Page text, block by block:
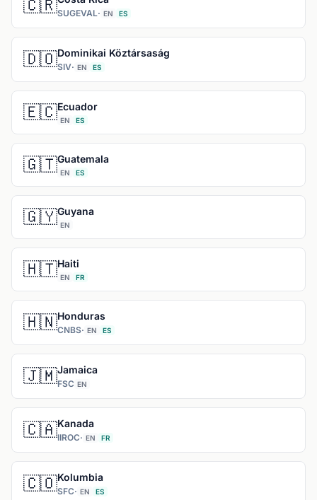
🇨🇷SUGEVAL· EN ES
🇩🇴Dominikai Köztársaság
SIV· EN ES
🇪🇨Ecuador
EN ES
🇬🇹Guatemala
EN ES
🇬🇾Guyana
EN
🇭🇹Haiti
EN FR
🇭🇳Honduras
CNBS· EN ES
🇯🇲Jamaica
FSC EN
🇨🇦Kanada
IIROC· EN FR
🇨🇴Kolumbia
SFC· EN ES